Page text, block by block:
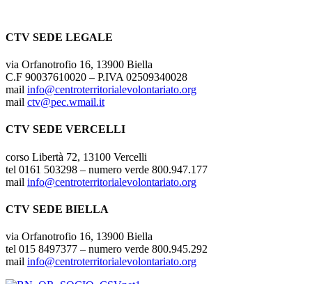
CTV SEDE LEGALE
via Orfanotrofio 16, 13900 Biella
C.F 90037610020 – P.IVA 02509340028
mail info@centroterritorialevolontariato.org
mail ctv@pec.wmail.it
CTV SEDE VERCELLI
corso Libertà 72, 13100 Vercelli
tel 0161 503298 – numero verde 800.947.177
mail info@centroterritorialevolontariato.org
CTV SEDE BIELLA
via Orfanotrofio 16, 13900 Biella
tel 015 8497377 – numero verde 800.945.292
mail info@centroterritorialevolontariato.org